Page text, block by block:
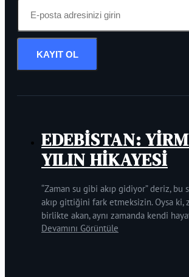
KAYIT OL
EDEBİSTAN:
YILIN HİKAYESİ
“Zaman su gibi akıp gidiyor” deriz, bu
akıp gittiğini fark etmeksizin. Oysa ki,
birlikte akan, aynı zamanda kendi
Devamını Görüntüle